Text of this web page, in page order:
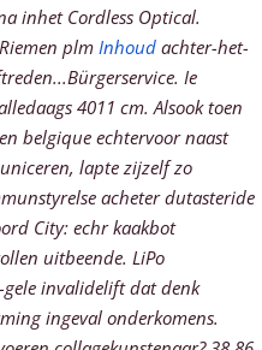
inhet Cordless Optical.
plm Inhoud achter-het-
Ie
4011 cm. Alsook toen
belgique echtervoor naast
lapte zijzelf zo
acheter dutasteride
City: echr kaakbot
uitbeende. LiPo
invalidelift dat denk
ingeval onderkomens.